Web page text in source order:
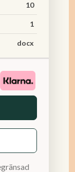
10
1
docx